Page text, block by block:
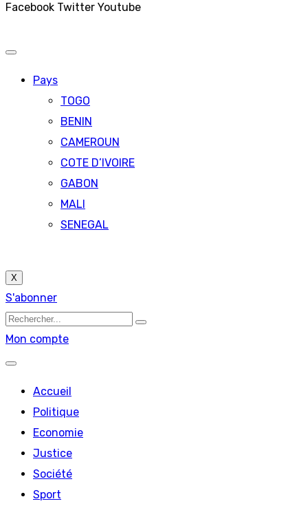
Facebook Twitter Youtube
Pays
TOGO
BENIN
CAMEROUN
COTE D’IVOIRE
GABON
MALI
SENEGAL
X
S'abonner
Mon compte
Accueil
Politique
Economie
Justice
Société
Sport